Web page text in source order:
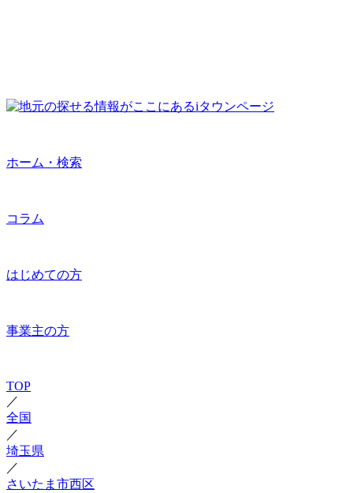
ホーム・検索
コラム
はじめての方
事業主の方
TOP
／
全国
／
埼玉県
／
さいたま市西区